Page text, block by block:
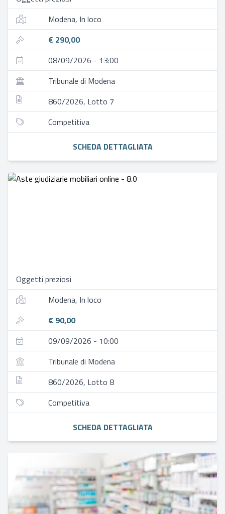
Modena, In loco
€ 290,00
08/09/2026 - 13:00
Tribunale di Modena
860/2026, Lotto 7
Competitiva
SCHEDA DETTAGLIATA
Oggetti preziosi
Modena, In loco
€ 90,00
09/09/2026 - 10:00
Tribunale di Modena
860/2026, Lotto 8
Competitiva
SCHEDA DETTAGLIATA